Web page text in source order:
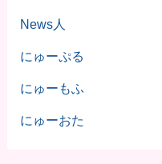
News人
にゅーぷる
にゅーもふ
にゅーおた